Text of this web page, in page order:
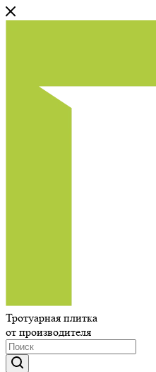
Тротуарная плитка
от производителя